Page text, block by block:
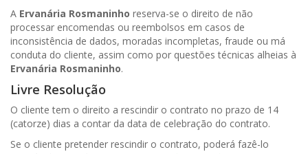
A Ervanária Rosmaninho reserva-se o direito de não
processar encomendas ou reembolsos em casos de
inconsistência de dados, moradas incompletas, fraude ou má
conduta do cliente, assim como por questões técnicas alheias à
Ervanária Rosmaninho.
Livre Resolução
O cliente tem o direito a rescindir o contrato no prazo de 14
(catorze) dias a contar da data de celebração do contrato.
Se o cliente pretender rescindir o contrato, poderá fazê-lo